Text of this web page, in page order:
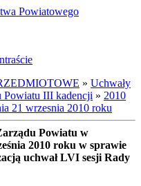
Powiatowego
» Uchwały
Powiatu III kadencji » 2010
21 wrzesnia 2010 roku
Powiatu w
2010 roku w sprawie
uchwał LVI sesji Rady